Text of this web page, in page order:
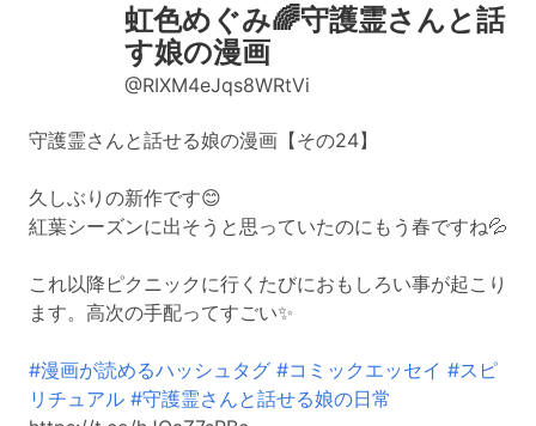
虹色めぐみ🌈守護霊さんと話
す娘の漫画
@RIXM4eJqs8WRtVi
守護霊さんと話せる娘の漫画【その24】
久しぶりの新作です😊
紅葉シーズンに出そうと思っていたのにもう春ですね💦
これ以降ピクニックに行くたびにおもしろい事が起こり
ます。高次の手配ってすごい✨
#漫画が読めるハッシュタグ #コミックエッセイ #スピ
リチュアル #守護霊さんと話せる娘の日常